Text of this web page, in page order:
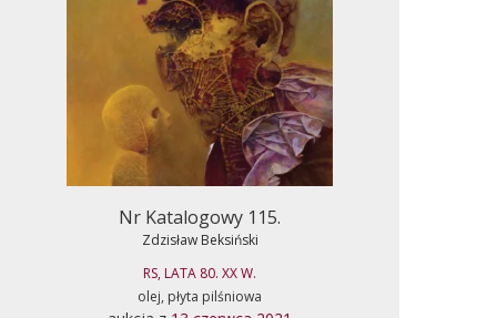
Nr Katalogowy 115.
Zdzisław Beksiński
RS, LATA 80. XX W.
olej, płyta pilśniowa